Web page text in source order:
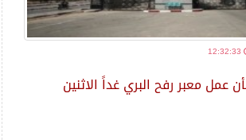
12:32:33
عمل معبر رفح البري غداً الاثنين